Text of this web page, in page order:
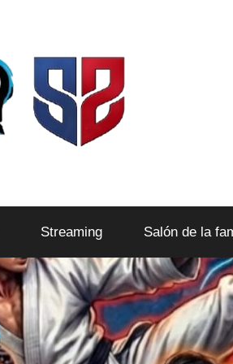
Streaming Salón de la